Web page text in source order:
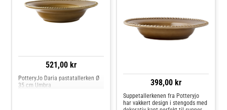
Royal Design.
521,00 kr
PotteryJo Daria pastatallerken Ø
35 cm Umbra
398,00 kr
Suppetallerkenen fra Potteryjo
har vakkert design i stengods med